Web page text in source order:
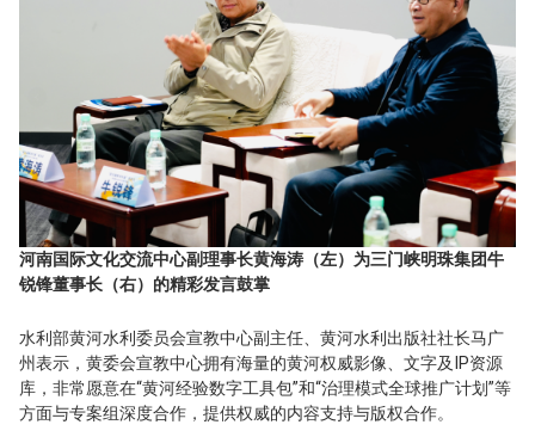
河南国际文化交流中心副理事长黄海涛（左）为三门峡明珠集团牛
锐锋董事长（右）的精彩发言鼓掌
水利部黄河水利委员会宣教中心副主任、黄河水利出版社社长马广
州表示，黄委会宣教中心拥有海量的黄河权威影像、文字及IP资源
库，非常愿意在“黄河经验数字工具包”和“治理模式全球推广计划”等
方面与专案组深度合作，提供权威的内容支持与版权合作。